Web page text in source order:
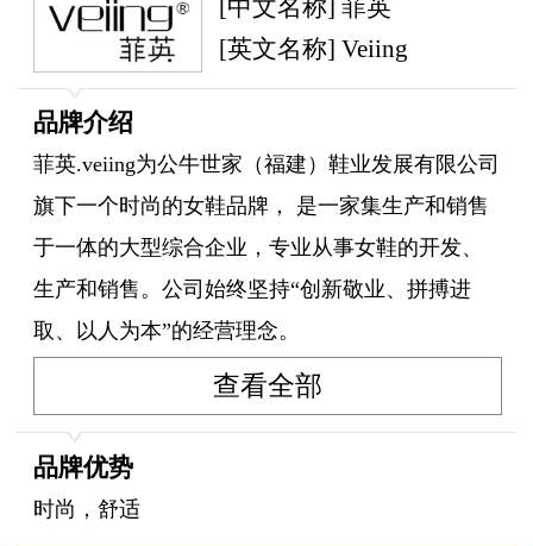
[中文名称] 菲英
[英文名称] Veiing
品牌介绍
菲英.veiing为公牛世家（福建）鞋业发展有限公司
旗下一个时尚的女鞋品牌， 是一家集生产和销售
于一体的大型综合企业，专业从事女鞋的开发、
生产和销售。公司始终坚持“创新敬业、拼搏进
取、以人为本”的经营理念。
面对激烈的市场竞争格局，公司紧扣市场脉络，
不断引进国外先进生设备和科学管理思想。
凭借精细的剪裁和考究的制作工艺，以极丰富时
代感的色彩和抽象的线条赋予了品牌深邃的内涵
查看全部
品牌优势
时尚，舒适